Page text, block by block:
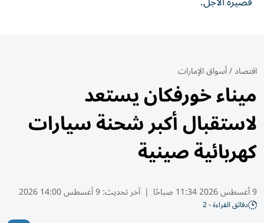
اقتصاد/أسواق الإمارات
ميناء خورفكان يستعد
لاستقبال أكبر شحنة سيارات
كهربائية صينية
9 أغسطس 2026 11:34 صباحًا | آخر تحديث:9 أغسطس 14:00 2026
دقائق القراءة - 2